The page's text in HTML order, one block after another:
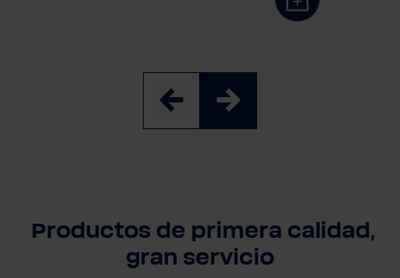
Productos de primera calidad,
gran servicio